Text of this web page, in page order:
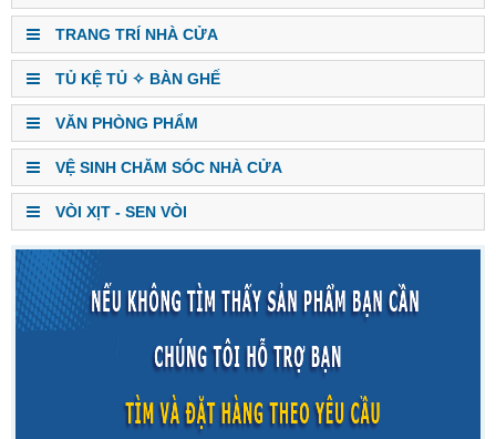
TRANG TRÍ NHÀ CỬA
TỦ KỆ TỦ ✧ BÀN GHẾ
VĂN PHÒNG PHẨM
VỆ SINH CHĂM SÓC NHÀ CỬA
VÒI XỊT - SEN VÒI